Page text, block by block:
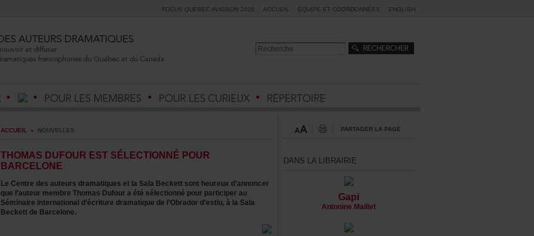
FOCUSQUÉBECAVIGNON2026 ACCUEIL ÉQUIPEETCOORDONNÉES ENGLISH
ACCUEIL » NOUVELLES
THOMASDUFOURESTSÉLECTIONNÉPOUR
BARCELONE
LeCentredesauteursdramatiquesetlaSalaBeckettsontheureuxd’annoncer
quel’auteurmembreThomasDufouraétésélectionnépourparticiperau
Séminaireinternationald’écrituredramatiquedel’Obradord’estiu,àlaSala
BeckettdeBarcelone.
PARTAGERLAPAGE
DANSLALIBRAIRIE
Gapi
AntonineMaillet